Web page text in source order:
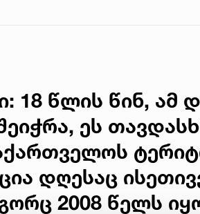
18 წლის წინ, ამ
ეს
დღესაც
2008 წელს